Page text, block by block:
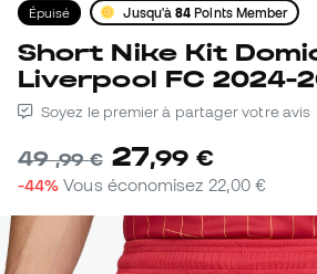
Épuisé Jusqu'à84 Points Member
Short Nike Kit Domicile
Liverpool FC 2024-
Soyez le premier à partager votre avis
49,99 € 27,99 €
-44% Vous économisez 22,00 €